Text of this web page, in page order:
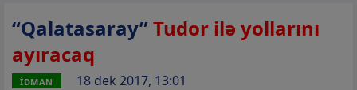
“Qalatasaray”Tudor ilə yollarını
ayıracaq
İDMAN 18 dek 2017, 13:01